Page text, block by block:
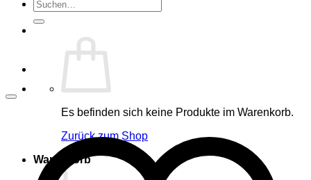
Suche
nach:
Es befinden sich keine Produkte im Warenkorb.
Zurück zum Shop
Warenkorb